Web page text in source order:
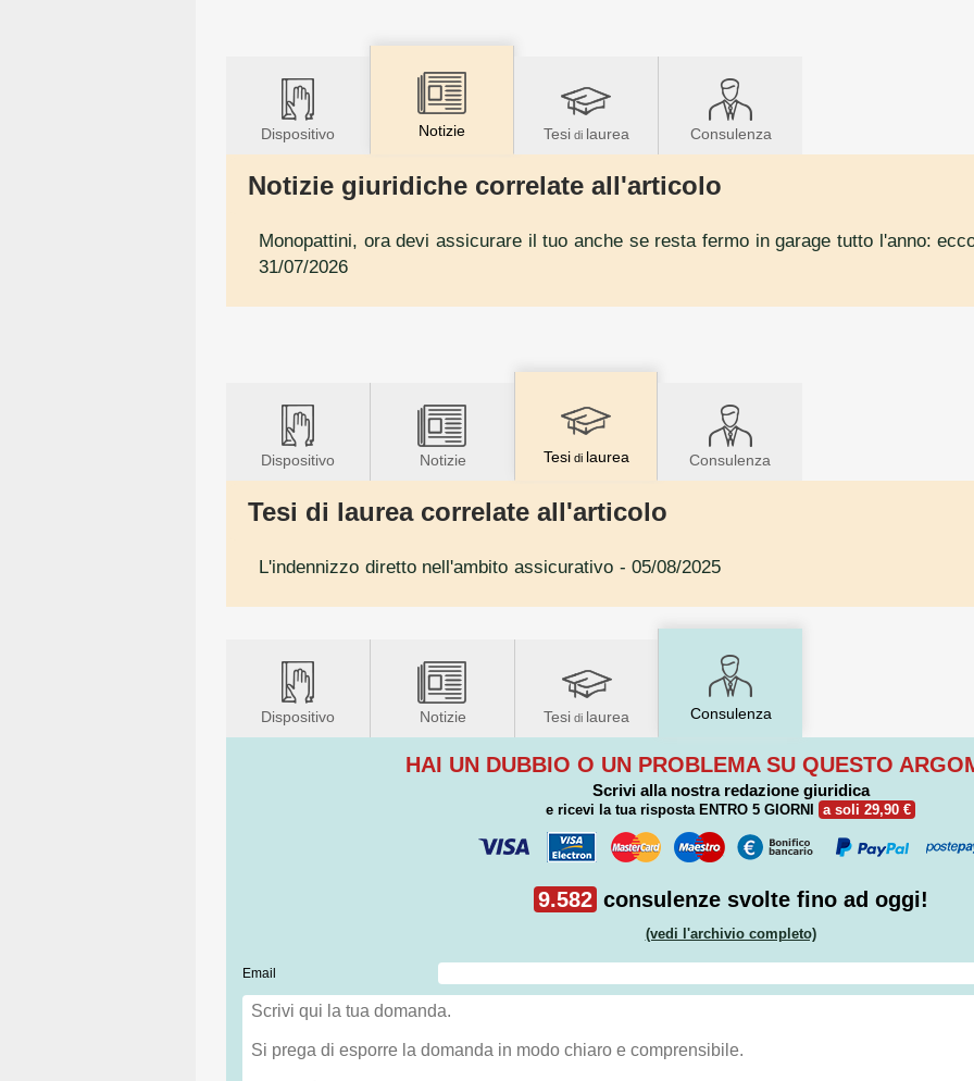
Dispositivo Notizie Tesidi laurea Consulenza
Notizie giuridiche correlate all'articolo
Monopattini, ora devi assicurare il tuo anche se resta fermo in garage tutto l'anno:
31/07/2026
Dispositivo Notizie Tesidi laurea Consulenza
Tesi di laurea correlate all'articolo
L'indennizzo diretto nell'ambito assicurativo - 05/08/2025
Dispositivo Notizie Tesi di laurea Consulenza
HAI UN DUBBIO O UN PROBLEMA SU QUESTO
Scrivi alla nostra redazione giuridica
e ricevi la tua risposta ENTRO 5 GIORNI a soli 29,90 €
9.582 consulenze svolte fino ad oggi!
(vedi l'archivio completo)
Email